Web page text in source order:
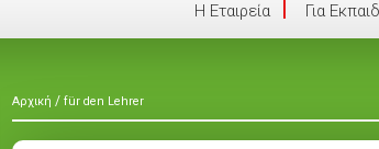
Η Eταιρεία Για
Αρχική / für den Lehrer